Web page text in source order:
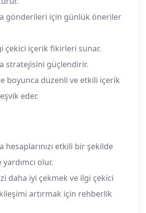
gönderileri için günlük öneriler
çekici içerik fikirleri sunar.
stratejisini güçlendirir.
boyunca düzenli ve etkili içerik
eder.
hesaplarınızı etkili bir şekilde
olur.
daha iyi çekmek ve ilgi çekici
artırmak için rehberlik